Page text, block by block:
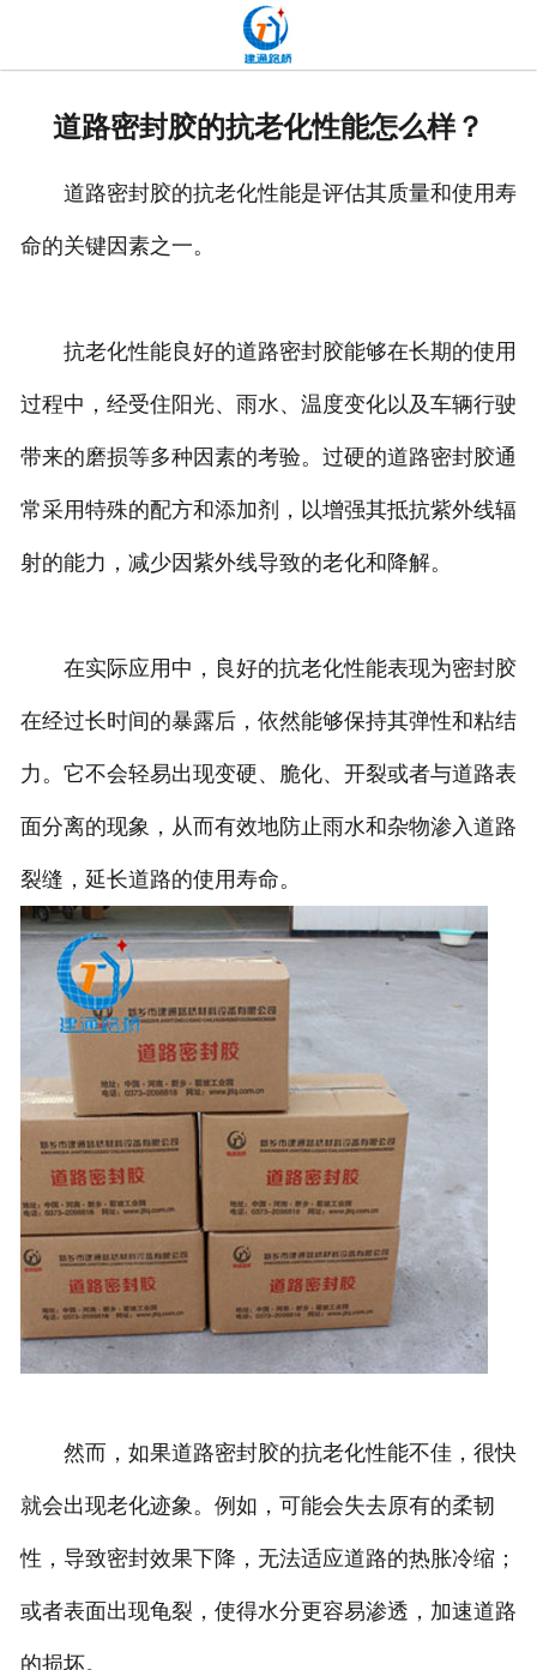
工程案例
厂容厂貌
联系我们
道路密封胶的抗老化性能怎么样？
道路密封胶的抗老化性能是评估其质量和使用寿
命的关键因素之一。
抗老化性能良好的道路密封胶能够在长期的使用
过程中，经受住阳光、雨水、温度变化以及车辆行驶
带来的磨损等多种因素的考验。过硬的道路密封胶通
常采用特殊的配方和添加剂，以增强其抵抗紫外线辐
射的能力，减少因紫外线导致的老化和降解。
在实际应用中，良好的抗老化性能表现为密封胶
在经过长时间的暴露后，依然能够保持其弹性和粘结
力。它不会轻易出现变硬、脆化、开裂或者与道路表
面分离的现象，从而有效地防止雨水和杂物渗入道路
裂缝，延长道路的使用寿命。
然而，如果道路密封胶的抗老化性能不佳，很快
就会出现老化迹象。例如，可能会失去原有的柔韧
性，导致密封效果下降，无法适应道路的热胀冷缩；
或者表面出现龟裂，使得水分更容易渗透，加速道路
的损坏。